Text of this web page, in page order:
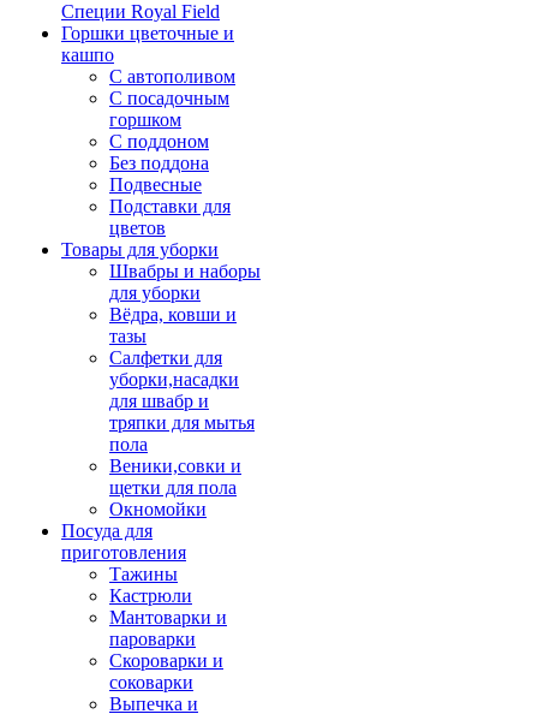
Специи Royal Field
Горшки цветочные и
кашпо
С автополивом
С посадочным
горшком
С поддоном
Без поддона
Подвесные
Подставки для
цветов
Товары для уборки
Швабры и наборы
для уборки
Вёдра, ковши и
тазы
Салфетки для
уборки,насадки
для швабр и
тряпки для мытья
пола
Веники,совки и
щетки для пола
Окномойки
Посуда для
приготовления
Тажины
Кастрюли
Мантоварки и
пароварки
Скороварки и
соковарки
Выпечка и